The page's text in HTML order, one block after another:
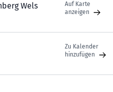
Wels
Auf Karte
anzeigen
Zu Kalender
hinzufügen